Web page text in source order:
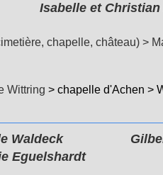
Lutz
chapelle, château) >
Wittring > chapelle d'Achen >
Eguelshardt